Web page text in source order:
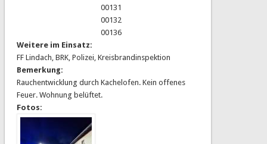
00131
00132
00136
Weitere im Einsatz:
FF Lindach, BRK, Polizei, Kreisbrandinspektion
Bemerkung:
Rauchentwicklung durch Kachelofen. Kein offenes
Feuer. Wohnung belüftet.
Fotos: